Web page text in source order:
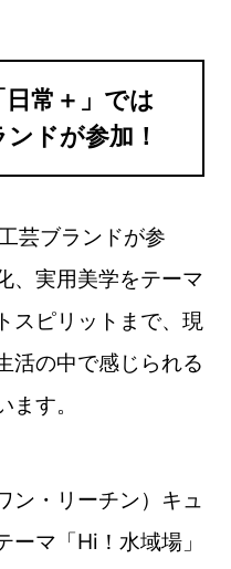
常＋」では
ドが参加！
芸ブランドが参
、実用美学をテーマ
スピリットまで、現
活の中で感じられる
す。
ン・リーチン）キュ
ーマ「Hi！水域場」